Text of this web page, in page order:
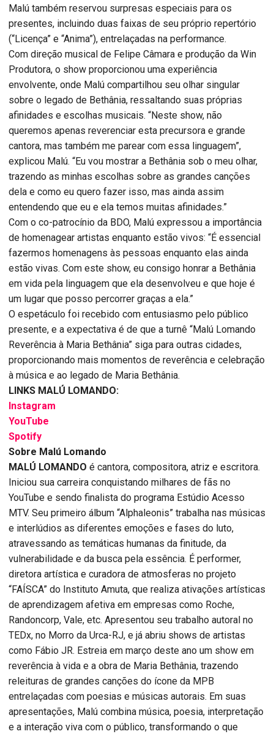
Malú também reservou surpresas especiais para os
presentes, incluindo duas faixas de seu próprio repertório
(“Licença” e “Anima”), entrelaçadas na performance.
Com direção musical de Felipe Câmara e produção da Win
Produtora, o show proporcionou uma experiência
envolvente, onde Malú compartilhou seu olhar singular
sobre o legado de Bethânia, ressaltando suas próprias
afinidades e escolhas musicais. “Neste show, não
queremos apenas reverenciar esta precursora e grande
cantora, mas também me parear com essa linguagem”,
explicou Malú. “Eu vou mostrar a Bethânia sob o meu olhar,
trazendo as minhas escolhas sobre as grandes canções
dela e como eu quero fazer isso, mas ainda assim
entendendo que eu e ela temos muitas afinidades.”
Com o co-patrocínio da BDO, Malú expressou a importância
de homenagear artistas enquanto estão vivos: “É essencial
fazermos homenagens às pessoas enquanto elas ainda
estão vivas. Com este show, eu consigo honrar a Bethânia
em vida pela linguagem que ela desenvolveu e que hoje é
um lugar que posso percorrer graças a ela.”
O espetáculo foi recebido com entusiasmo pelo público
presente, e a expectativa é de que a turnê “Malú Lomando
Reverência à Maria Bethânia” siga para outras cidades,
proporcionando mais momentos de reverência e celebração
à música e ao legado de Maria Bethânia.
LINKS MALÚ LOMANDO:
Instagram
YouTube
Spotify
Sobre Malú Lomando
MALÚ LOMANDO é cantora, compositora, atriz e escritora.
Iniciou sua carreira conquistando milhares de fãs no
YouTube e sendo finalista do programa Estúdio Acesso
MTV. Seu primeiro álbum “Alphaleonis” trabalha nas músicas
e interlúdios as diferentes emoções e fases do luto,
atravessando as temáticas humanas da finitude, da
vulnerabilidade e da busca pela essência. É performer,
diretora artística e curadora de atmosferas no projeto
“FAÍSCA” do Instituto Amuta, que realiza ativações artísticas
de aprendizagem afetiva em empresas como Roche,
Randoncorp, Vale, etc. Apresentou seu trabalho autoral no
TEDx, no Morro da Urca-RJ, e já abriu shows de artistas
como Fábio JR. Estreia em março deste ano um show em
reverência à vida e a obra de Maria Bethânia, trazendo
releituras de grandes canções do ícone da MPB
entrelaçadas com poesias e músicas autorais. Em suas
apresentações, Malú combina música, poesia, interpretação
e a interação viva com o público, transformando o que